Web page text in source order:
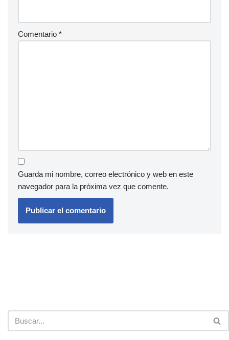
Comentario *
Guarda mi nombre, correo electrónico y web en este
navegador para la próxima vez que comente.